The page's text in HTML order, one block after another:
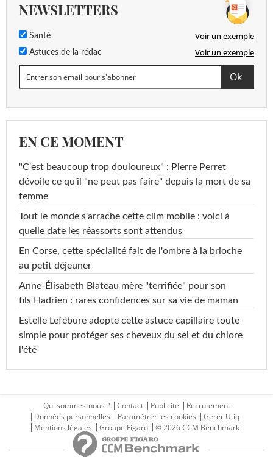
NEWSLETTERS
Santé Voir un exemple
Astuces de la rédac Voir un exemple
EN CE MOMENT
"C'est beaucoup trop douloureux" : Pierre Perret
dévoile ce qu'il "ne peut pas faire" depuis la mort de sa
femme
Tout le monde s'arrache cette clim mobile : voici à
quelle date les réassorts sont attendus
En Corse, cette spécialité fait de l'ombre à la brioche
au petit déjeuner
Anne-Élisabeth Blateau mère "terrifiée" pour son
fils Hadrien : rares confidences sur sa vie de maman
Estelle Lefébure adopte cette astuce capillaire toute
simple pour protéger ses cheveux du sel et du chlore
l'été
Qui sommes-nous ? Contact Publicité
Recrutement
Données personnelles
Paramétrer les cookies
Gérer Utiq
Mentions légales
Groupe Figaro © 2026 CCM Benchmark